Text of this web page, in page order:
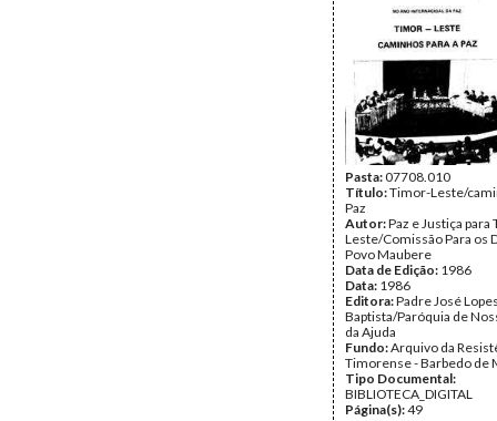
Pasta:07708.010
Título:Timor-Leste/
Paz
Autor:Paz e Justiça para
Leste/Comissão Para os
Povo Maubere
Data de Edição: 1986
Data: 1986
Editora:Padre José
Baptista/Paróquia de
da Ajuda
Fundo:Arquivo da
Timorense - Barbedo de
Tipo Documental:
BIBLIOTECA_DIGITAL
Página(s):49